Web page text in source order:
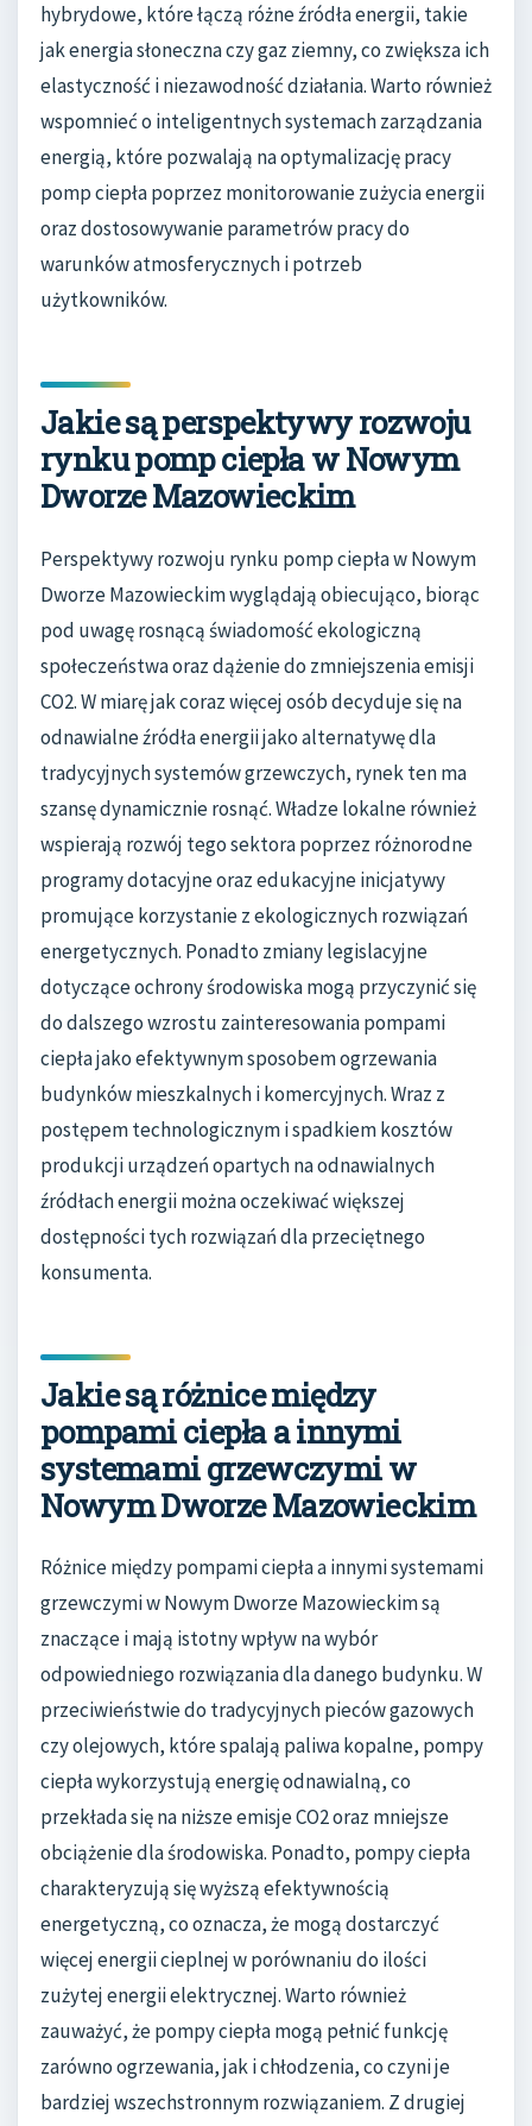
hybrydowe, które łączą różne źródła energii, takie
jak energia słoneczna czy gaz ziemny, co zwiększa ich
elastyczność i niezawodność działania. Warto również
wspomnieć o inteligentnych systemach zarządzania
energią, które pozwalają na optymalizację pracy
pomp ciepła poprzez monitorowanie zużycia energii
oraz dostosowywanie parametrów pracy do
warunków atmosferycznych i potrzeb
użytkowników.
Jakie są perspektywy rozwoju
rynku pomp ciepła w Nowym
Dworze Mazowieckim
Perspektywy rozwoju rynku pomp ciepła w Nowym
Dworze Mazowieckim wyglądają obiecująco, biorąc
pod uwagę rosnącą świadomość ekologiczną
społeczeństwa oraz dążenie do zmniejszenia emisji
CO2. W miarę jak coraz więcej osób decyduje się na
odnawialne źródła energii jako alternatywę dla
tradycyjnych systemów grzewczych, rynek ten ma
szansę dynamicznie rosnąć. Władze lokalne również
wspierają rozwój tego sektora poprzez różnorodne
programy dotacyjne oraz edukacyjne inicjatywy
promujące korzystanie z ekologicznych rozwiązań
energetycznych. Ponadto zmiany legislacyjne
dotyczące ochrony środowiska mogą przyczynić się
do dalszego wzrostu zainteresowania pompami
ciepła jako efektywnym sposobem ogrzewania
budynków mieszkalnych i komercyjnych. Wraz z
postępem technologicznym i spadkiem kosztów
produkcji urządzeń opartych na odnawialnych
źródłach energii można oczekiwać większej
dostępności tych rozwiązań dla przeciętnego
konsumenta.
Jakie są różnice między
pompami ciepła a innymi
systemami grzewczymi w
Nowym Dworze Mazowieckim
Różnice między pompami ciepła a innymi systemami
grzewczymi w Nowym Dworze Mazowieckim są
znaczące i mają istotny wpływ na wybór
odpowiedniego rozwiązania dla danego budynku. W
przeciwieństwie do tradycyjnych pieców gazowych
czy olejowych, które spalają paliwa kopalne, pompy
ciepła wykorzystują energię odnawialną, co
przekłada się na niższe emisje CO2 oraz mniejsze
obciążenie dla środowiska. Ponadto, pompy ciepła
charakteryzują się wyższą efektywnością
energetyczną, co oznacza, że mogą dostarczyć
więcej energii cieplnej w porównaniu do ilości
zużytej energii elektrycznej. Warto również
zauważyć, że pompy ciepła mogą pełnić funkcję
zarówno ogrzewania, jak i chłodzenia, co czyni je
bardziej wszechstronnym rozwiązaniem. Z drugiej